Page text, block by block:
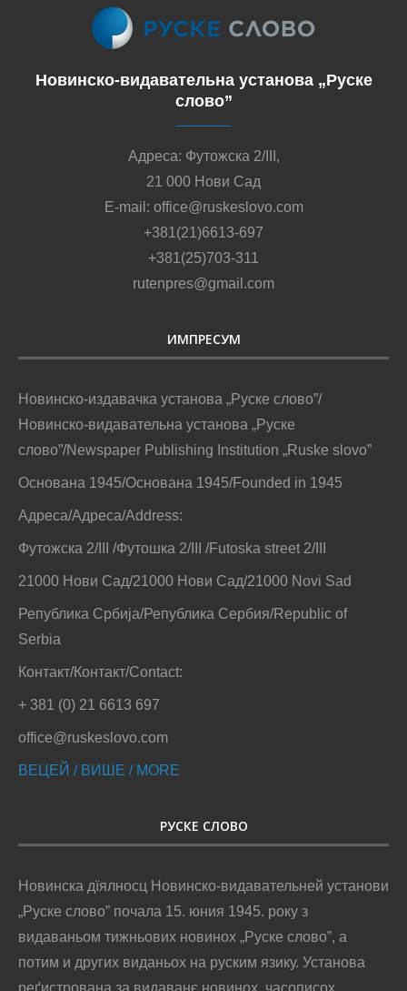
Новинско-видавательна установа „Руске
слово”
Адреса: Футожска 2/III,
21 000 Нови Сад
E-mail: office@ruskeslovo.com
+381(21)6613-697
+381(25)703-311
rutenpres@gmail.com
ИМПРЕСУМ
Новинско-издавачка установа „Руске слово”/
Новинско-видавательна установа „Руске
слово”/Newspaper Publishing Institution „Ruske slovo”
Основана 1945/Основана 1945/Founded in 1945
Адреса/Адреса/Address:
Футожска 2/III /Футошка 2/III /Futoska street 2/III
21000 Нови Сад/21000 Нови Сад/21000 Novi Sad
Република Србија/Република Сербия/Republic of
Serbia
Контакт/Контакт/Contact:
+ 381 (0) 21 6613 697
office@ruskeslovo.com
ВЕЦЕЙ / ВИШЕ / MORE
РУСКЕ СЛОВО
Новинска дїялносц Новинско-видавательней установи
„Руске слово” почала 15. юния 1945. року з
видаваньом тижньових новинох „Руске слово”, а
потим и других виданьох на руским язику. Установа
реґистрована за видаванє новинох, часописох,